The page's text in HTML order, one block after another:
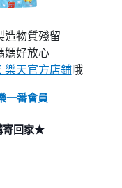
造物質殘留
媽好放心
樂天官方店鋪哦
一番會員
寄回家★